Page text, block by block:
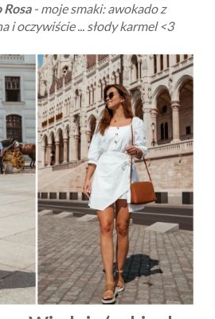
- moje smaki: awokado z
i oczywiście ... słody karmel <3